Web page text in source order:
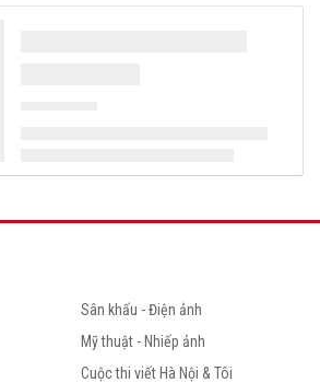
Sân khấu - Điện ảnh
Mỹ thuật - Nhiếp ảnh
Cuộc thi viết Hà Nội & Tôi